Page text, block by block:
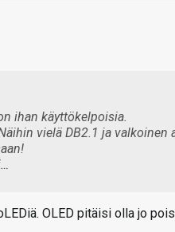
ihan käyttökelpoisia.
vielä DB2.1 ja
OLED pitäisi olla jo